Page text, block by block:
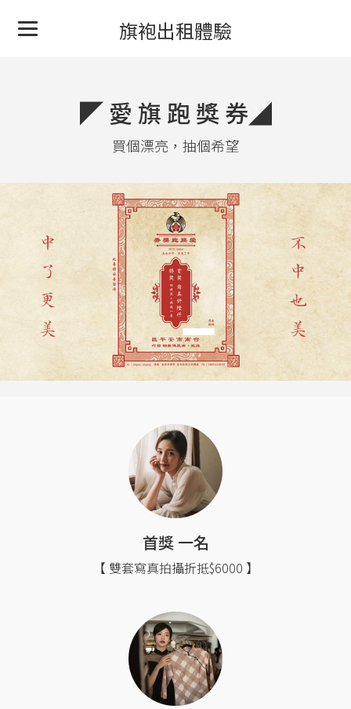
旗袍出租體驗
◤ 愛 旗 跑 獎 券◢
買個漂亮，抽個希望
首獎 一名
【 雙套寫真拍攝折抵$6000 】